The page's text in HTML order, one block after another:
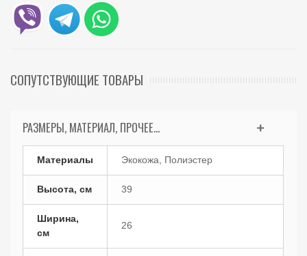
СОПУТСТВУЮЩИЕ ТОВАРЫ
РАЗМЕРЫ, МАТЕРИАЛ, ПРОЧЕЕ...
Материалы Экокожа, Полиэстер
Высота, см 39
Ширина,
см
26